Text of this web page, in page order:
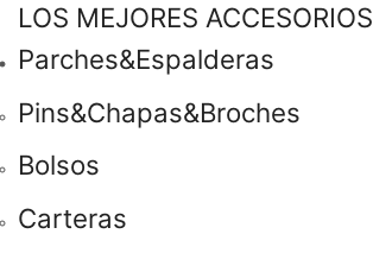
LOS MEJORES ACCESORIOS
Parches&Espalderas
Pins&Chapas&Broches
Bolsos
Carteras